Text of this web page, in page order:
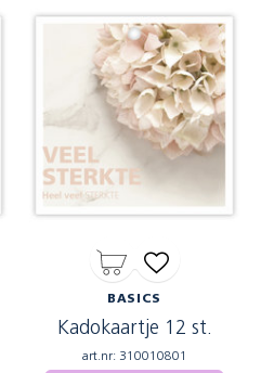
BASICS
Kadokaartje 12 st.
art.nr: 310010801